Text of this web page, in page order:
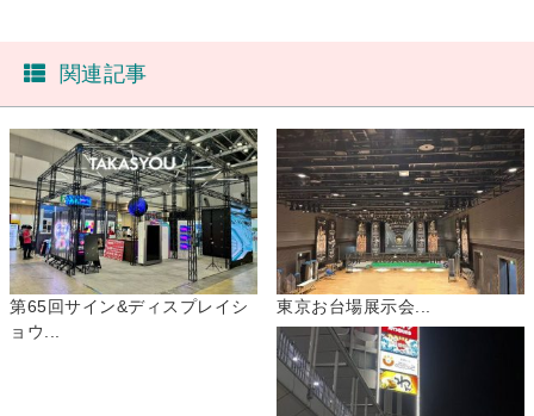
関連記事
第65回サイン&ディスプレイシ
ョウ...
東京お台場展示会...